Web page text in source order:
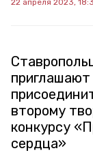
22 апреля 2023,
приглашают
второму
конкурсу
сердца»